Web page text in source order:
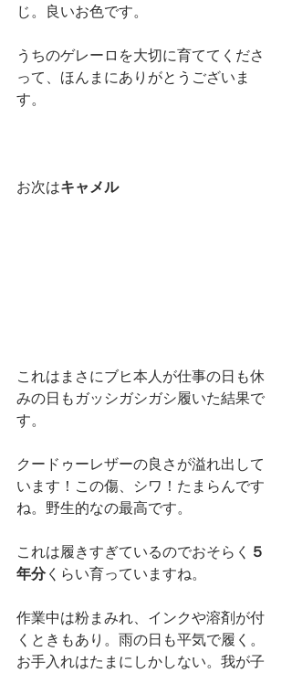
じ。良いお色です。
うちのゲレーロを大切に育ててくださ
って、ほんまにありがとうございま
す。
お次はキャメル
これはまさにブヒ本人が仕事の日も休
みの日もガッシガシガシ履いた結果で
す。
クードゥーレザーの良さが溢れ出して
います！この傷、シワ！たまらんです
ね。野生的なの最高です。
これは履きすぎているのでおそらく ５
年分くらい育っていますね。
作業中は粉まみれ、インクや溶剤が付
くときもあり。雨の日も平気で履く。
お手入れはたまにしかしない。我が子